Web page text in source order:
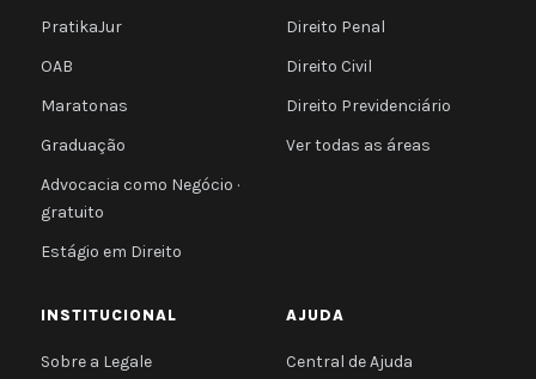
PratikaJur
OAB
Maratonas
Graduação
Advocacia como Negócio ·
gratuito
Estágio em Direito
Direito Penal
Direito Civil
Direito Previdenciário
Ver todas as áreas
INSTITUCIONAL
Sobre a Legale
AJUDA
Central de Ajuda